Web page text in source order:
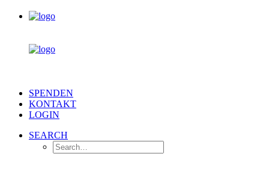
SPENDEN
KONTAKT
LOGIN
SEARCH